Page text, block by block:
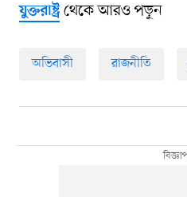
যুক্তরাষ্ট্রথেকে আরও পড়ুন
অভিবাসী রাজনীতি